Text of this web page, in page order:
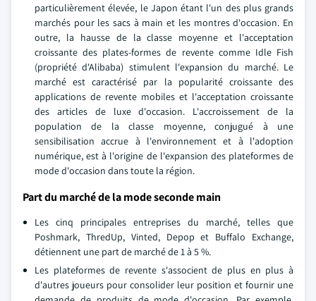
particulièrement élevée, le Japon étant l'un des plus grands
marchés pour les sacs à main et les montres d'occasion. En
outre, la hausse de la classe moyenne et l'acceptation
croissante des plates-formes de revente comme Idle Fish
(propriété d'Alibaba) stimulent l'expansion du marché. Le
marché est caractérisé par la popularité croissante des
applications de revente mobiles et l'acceptation croissante
des articles de luxe d'occasion. L'accroissement de la
population de la classe moyenne, conjugué à une
sensibilisation accrue à l'environnement et à l'adoption
numérique, est à l'origine de l'expansion des plateformes de
mode d'occasion dans toute la région.
Part du marché de la mode seconde main
Les cinq principales entreprises du marché, telles que
Poshmark, ThredUp, Vinted, Depop et Buffalo Exchange,
détiennent une part de marché de 1 à 5 %.
Les plateformes de revente s'associent de plus en plus à
d'autres joueurs pour consolider leur position et fournir une